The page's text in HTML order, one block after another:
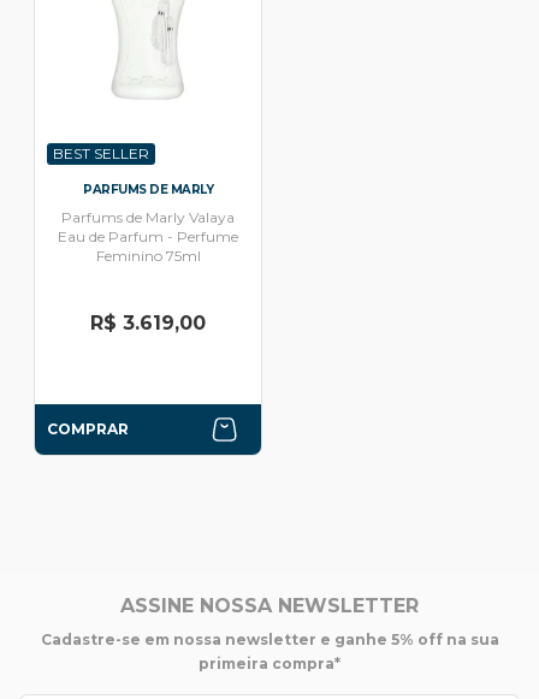
BEST SELLER
PARFUMS DE MARLY
Parfums de Marly Valaya
Eau de Parfum - Perfume
Feminino 75ml
R$ 3.619,00
COMPRAR
ASSINE NOSSA NEWSLETTER
Cadastre-se em nossa newsletter e ganhe 5% off na sua
primeira compra*